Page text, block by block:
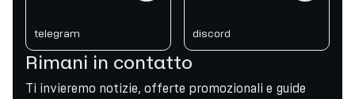
telegram discord
Rimani in contatto
Ti invieremo notizie, offerte promozionali e guide